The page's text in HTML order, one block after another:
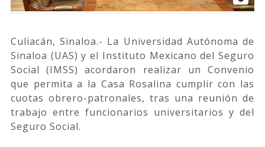
Culiacán, Sinaloa.- La Universidad Autónoma de
Sinaloa (UAS) y el Instituto Mexicano del Seguro
Social (IMSS) acordaron realizar un Convenio
que permita a la Casa Rosalina cumplir con las
cuotas obrero-patronales, tras una reunión de
trabajo entre funcionarios universitarios y del
Seguro Social.